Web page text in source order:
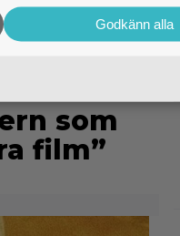
som
film”
Godkänn alla